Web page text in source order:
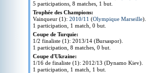
5 participations, 8 matches, 1 but.
Trophée des Champions:
Vainqueur (1): 2010/11 (Olympique Marseille).
1 participation, 1 match, 0 but.
Coupe de Turquie:
1/2 finaliste (1): 2013/14 (Bursaspor).
1 participation, 8 matches, 0 but.
Coupe d'Ukraine:
1/16 de finaliste (1): 2012/13 (Dynamo Kiev).
1 participation, 1 match, 1 but.